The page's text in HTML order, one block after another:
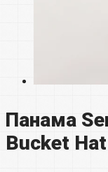
Панама
Bucket Hat